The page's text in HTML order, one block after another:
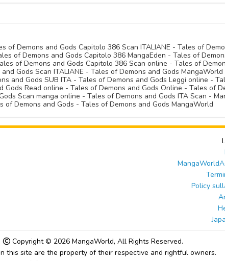
of Demons and Gods Capitolo 386 Scan ITALIANE - Tales of
of Demons and Gods Capitolo 386 MangaEden - Tales of
of Demons and Gods Capitolo 386 Scan online - Tales of
Gods Scan ITALIANE - Tales of Demons and Gods
and Gods SUB ITA - Tales of Demons and Gods Leggi online -
Read online - Tales of Demons and Gods Online - Tales of
Scan manga online - Tales of Demons and Gods ITA Scan -
Demons and Gods - Tales of Demons and Gods MangaWorld
Policy
Copyright © 2026 MangaWorld, All Rights Reserved.
this site are the property of their respective and rightful owners.